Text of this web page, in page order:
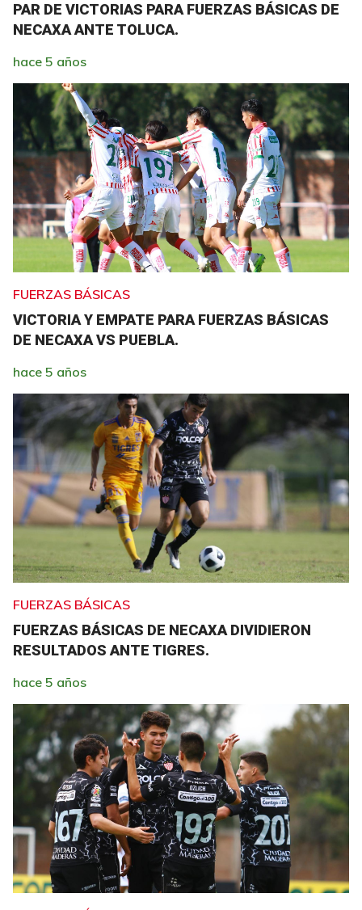
PAR DE VICTORIAS PARA FUERZAS BÁSICAS DE
NECAXA ANTE TOLUCA.
hace 5 años
FUERZAS BÁSICAS
VICTORIA Y EMPATE PARA FUERZAS BÁSICAS
DE NECAXA VS PUEBLA.
hace 5 años
FUERZAS BÁSICAS
FUERZAS BÁSICAS DE NECAXA DIVIDIERON
RESULTADOS ANTE TIGRES.
hace 5 años